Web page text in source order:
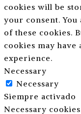
cookies will be
your consent.
of these cookies.
cookies may
experience.
Necessary
Necessary
Siempre activado
Necessary